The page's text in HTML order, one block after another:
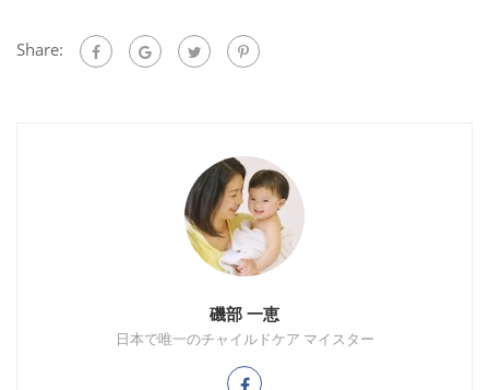
Share:
磯部 一恵
日本で唯一のチャイルドケア マイスター